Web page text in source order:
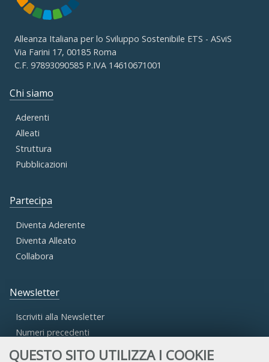
QUESTO SITO UTILIZZA I COOKIE
Alleanza Italiana per lo Sviluppo Sostenibile ETS - ASviS
Via Farini 17, 00185 Roma
C.F. 97893090585 P.IVA 14610671001
Chi siamo
Aderenti
Alleati
Struttura
Pubblicazioni
Partecipa
Diventa Aderente
Diventa Alleato
Collabora
Newsletter
Iscriviti alla Newsletter
Numeri precedenti